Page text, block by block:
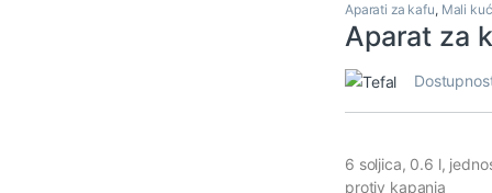
Aparati za kafu, Mali
Aparat za
6 soljica, 0.6 l,
protiv kapanja